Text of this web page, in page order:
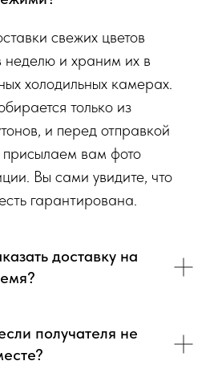
того букета, который наш
. Качественно. Быстро.
свежих цветов
неделю и храним их в
холодильных камерах.
только из
и перед отправкой
присылаем вам фото
Вы сами увидите, что
гарантирована.
доставку на
получателя не